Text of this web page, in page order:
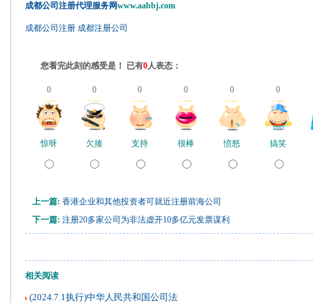
成都公司注册代理服务网www.aabbj.com
成都公司注册 成都注册公司
您看完此刻的感受是！ 已有0人表态：
0 0 0 0 0 0
惊呀 欠揍 支持 很棒 愤怒 搞笑
上一篇: 香港企业和其他投资者可就近注册前海公司
下一篇: 注册20多家公司为非法虚开10多亿元发票谋利
相关阅读
(2024.7.1执行)中华人民共和国公司法